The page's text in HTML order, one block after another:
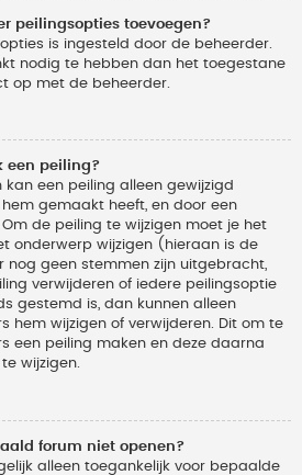
peilingsopties toevoegen?
is ingesteld door de beheerder.
nodig te hebben dan het toegestane
op met de beheerder.
een peiling?
kan een peiling alleen gewijzigd
gemaakt heeft, en door een
de peiling te wijzigen moet je het
onderwerp wijzigen (hieraan is de
nog geen stemmen zijn uitgebracht,
verwijderen of iedere peilingsoptie
gestemd is, dan kunnen alleen
hem wijzigen of verwijderen. Dit om te
een peiling maken en deze daarna
wijzigen.
forum niet openen?
alleen toegankelijk voor bepaalde